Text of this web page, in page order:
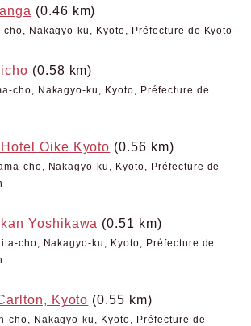
(0.46 km)
cho, Nakagyo-ku, Kyoto, Préfecture de Kyoto
(0.58 km)
cho, Nakagyo-ku, Kyoto, Préfecture de
Oike Kyoto (0.56 km)
cho, Nakagyo-ku, Kyoto, Préfecture de
Yoshikawa (0.51 km)
cho, Nakagyo-ku, Kyoto, Préfecture de
Kyoto (0.55 km)
cho, Nakagyo-ku, Kyoto, Préfecture de